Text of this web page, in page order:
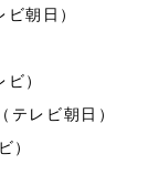
朝日）
）
レビ朝日）
）